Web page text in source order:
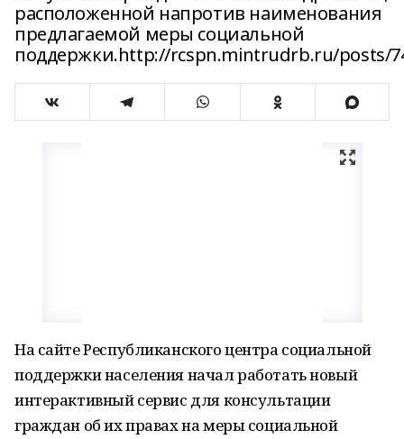
расположенной напротив наименования
предлагаемой меры социальной
поддержки.http://rcspn.mintrudrb.ru/posts/
На сайте Республиканского центра социальной
поддержки населения начал работать новый
интерактивный сервис для консультации
граждан об их правах на меры социальной